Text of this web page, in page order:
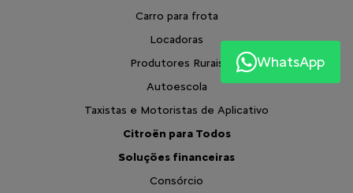
Carro para frota
Locadoras
Produtores Rurais
Autoescola
Taxistas e Motoristas de Aplicativo
Citroën para Todos
Soluções financeiras
Consórcio
WhatsApp